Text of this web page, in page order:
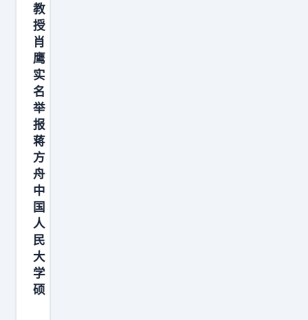
十
处
注
释
全
部
虚
构
、
多
处
引
文
页
码
凭
教
授
肖
鹰
实
名
举
报
蒋
方
舟
中
国
人
民
大
学
硕